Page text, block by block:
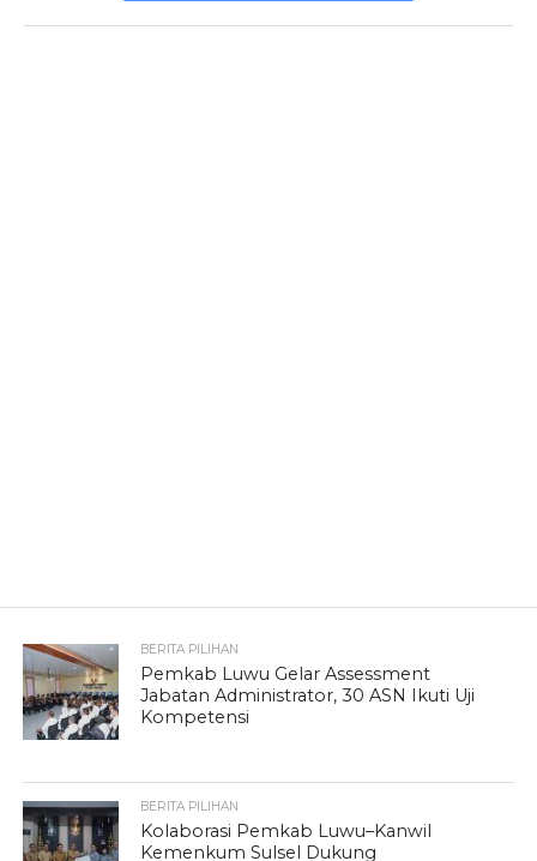
BERITA PILIHAN
Pemkab Luwu Gelar Assessment
Jabatan Administrator, 30 ASN Ikuti Uji
Kompetensi
BERITA PILIHAN
Kolaborasi Pemkab Luwu–Kanwil
Kemenkum Sulsel Dukung